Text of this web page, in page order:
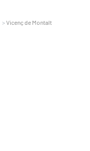
Vicenç de Montalt